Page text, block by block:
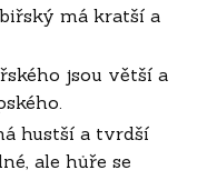
má kratší a
jsou větší a
hustší a tvrdší
ale hůře se